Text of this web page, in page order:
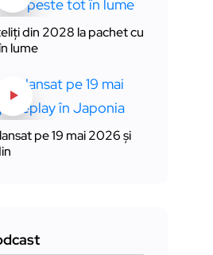
din 2028 la pachet cu
lume
pe 19 mai 2026 și